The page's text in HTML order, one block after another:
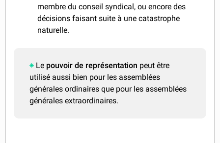
membre du conseil syndical, ou encore des
décisions faisant suite à une catastrophe
naturelle.
Le pouvoir de représentation peut être
utilisé aussi bien pour les assemblées
générales ordinaires que pour les assemblées
générales extraordinaires.